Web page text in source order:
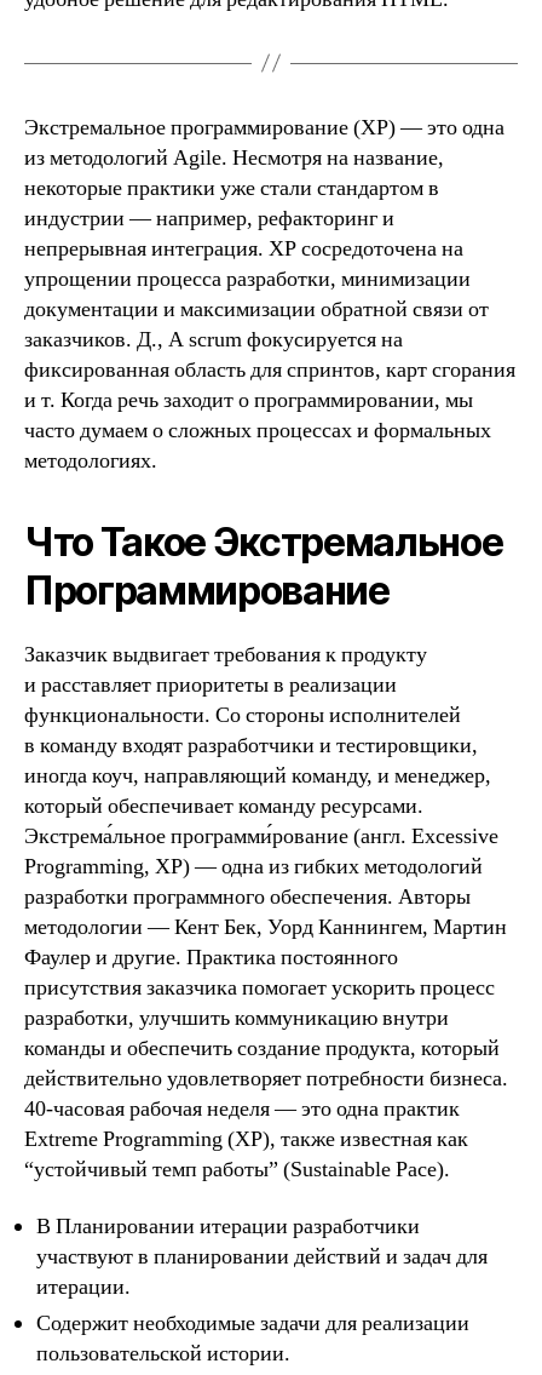
Экстремальное программирование (XP) — это одна
из методологий Agile. Несмотря на название,
некоторые практики уже стали стандартом в
индустрии — например, рефакторинг и
непрерывная интеграция. XP сосредоточена на
упрощении процесса разработки, минимизации
документации и максимизации обратной связи от
заказчиков. Д., А scrum фокусируется на
фиксированная область для спринтов, карт сгорания
и т. Когда речь заходит о программировании, мы
часто думаем о сложных процессах и формальных
методологиях.
Что Такое Экстремальное
Программирование
Заказчик выдвигает требования к продукту
и расставляет приоритеты в реализации
функциональности. Со стороны исполнителей
в команду входят разработчики и тестировщики,
иногда коуч, направляющий команду, и менеджер,
который обеспечивает команду ресурсами.
Экстрема́льное программи́рование (англ. Excessive
Programming, XP) — одна из гибких методологий
разработки программного обеспечения. Авторы
методологии — Кент Бек, Уорд Каннингем, Мартин
Фаулер и другие. Практика постоянного
присутствия заказчика помогает ускорить процесс
разработки, улучшить коммуникацию внутри
команды и обеспечить создание продукта, который
действительно удовлетворяет потребности бизнеса.
40-часовая рабочая неделя — это одна практик
Extreme Programming (XP), также известная как
“устойчивый темп работы” (Sustainable Pace).
В Планировании итерации разработчики
участвуют в планировании действий и задач для
итерации.
Содержит необходимые задачи для реализации
пользовательской истории.